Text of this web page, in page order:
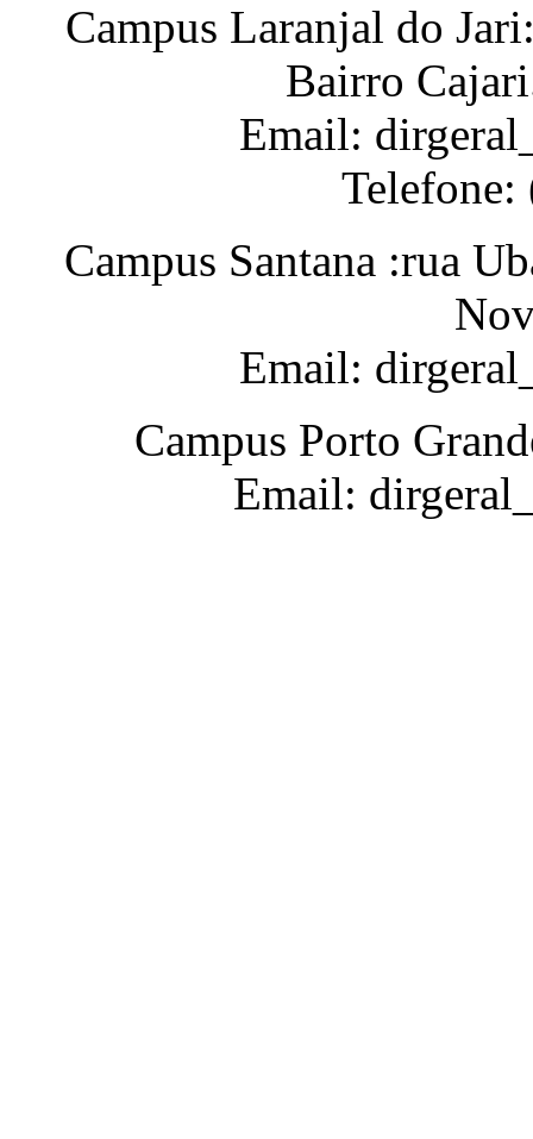
Campus Laranjal do
Bairro
Email:
Campus Santana :rua
Email:
Campus Porto
Email: